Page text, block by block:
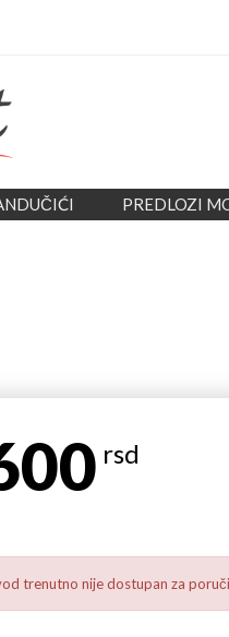
PREDLOZI
rsd
trenutno nije dostupan za